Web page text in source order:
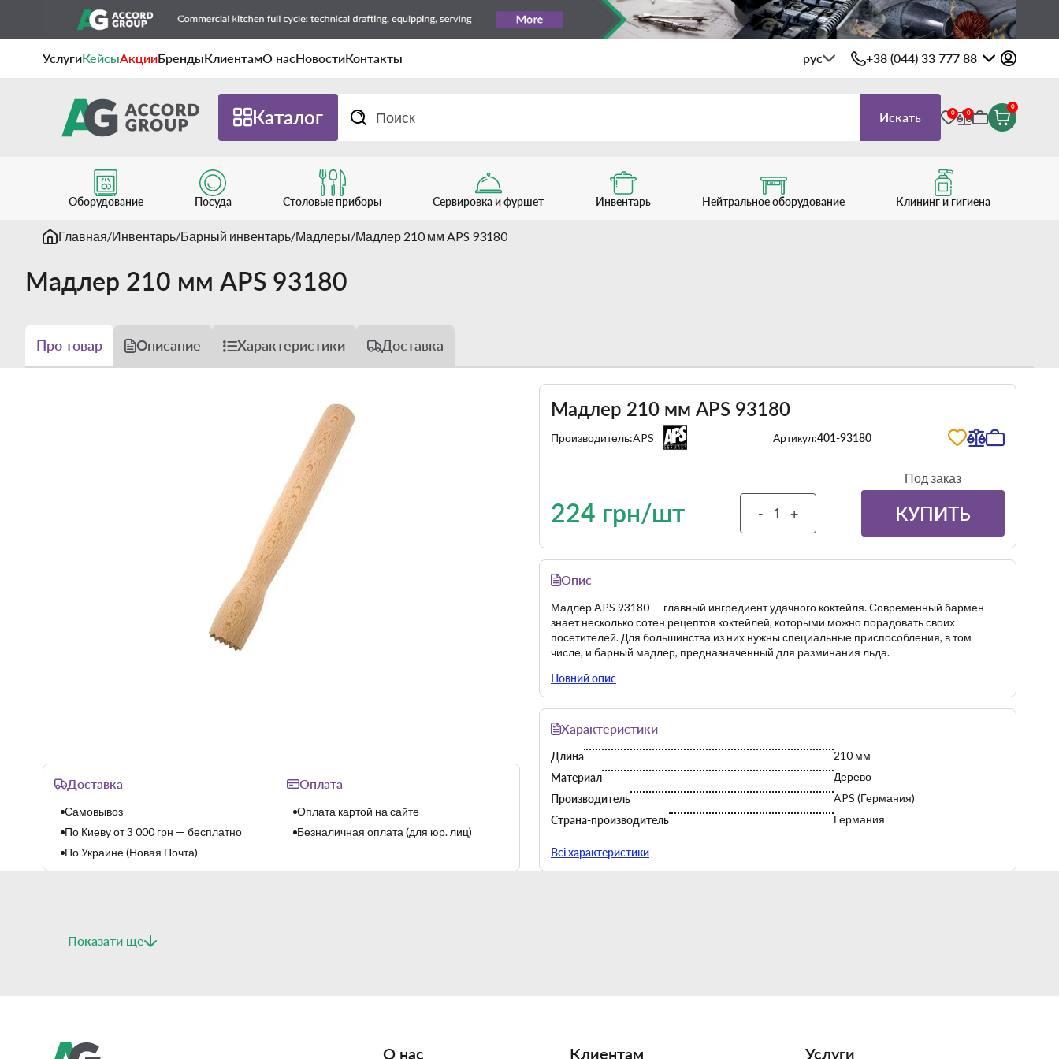
УслугиКейсыАкцииБрендыКлиентамО насНовостиКонтакты рус +38 (044) 33 777 88
Каталог Искать 0 0
0
Оборудование Посуда Столовые приборы Сервировка и фуршет Инвентарь Нейтральное оборудование Клининг и гигиена
Главная Инвентарь Барный инвентарь Мадлеры Мадлер 210 мм APS 93180
Мадлер 210 мм APS 93180
Про товар Описание Характеристики Доставка
Доставка
Самовывоз
По Киеву от 3 000 грн — бесплатно
По Украине (Новая Почта)
Оплата
Оплата картой на сайте
Безналичная оплата (для юр. лиц)
Мадлер 210 мм APS 93180
Производитель:APS Артикул:401-93180
224 грн/шт - +
Под заказ
КУПИТЬ
Опис
Мадлер APS 93180 — главный ингредиент удачного коктейля. Современный бармен
знает несколько сотен рецептов коктейлей, которыми можно порадовать своих
посетителей. Для большинства из них нужны специальные приспособления, в том
числе, и барный мадлер, предназначенный для разминания льда.
Материал — дерево.
Повний опис
Характеристики
Длина
210 мм
Материал
Дерево
Производитель
APS (Германия)
Страна-производитель
Германия
Всі характеристики
Показати ще
О нас Клиентам Услуги